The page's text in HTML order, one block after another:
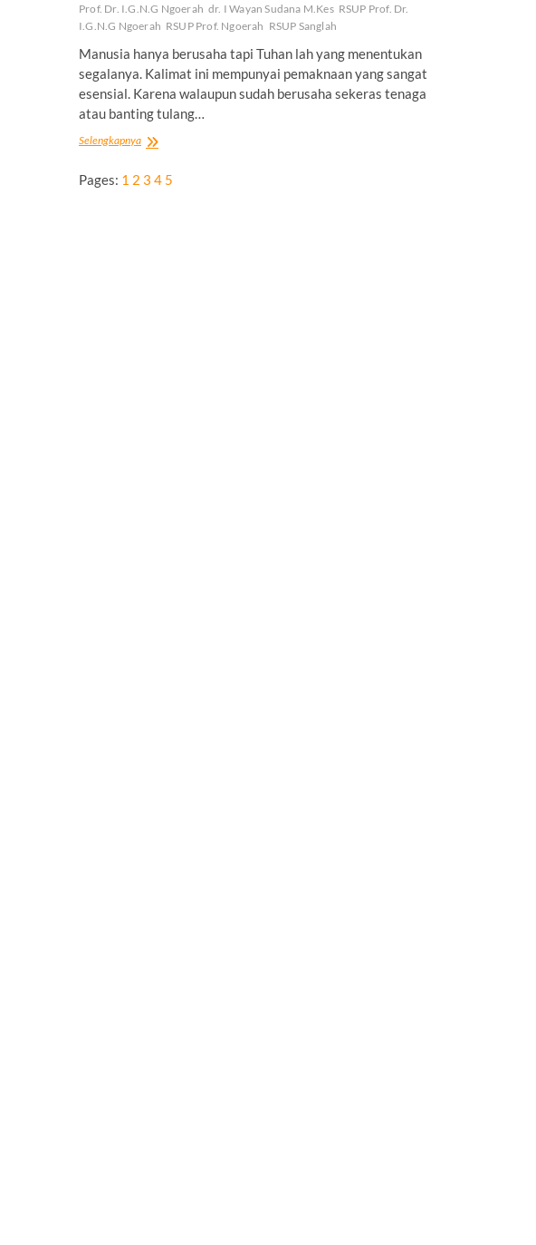
Prof. Dr. I.G.N.G Ngoerah dr. I Wayan Sudana M.Kes RSUP Prof. Dr.
I.G.N.G Ngoerah RSUP Prof. Ngoerah RSUP Sanglah
Manusia hanya berusaha tapi Tuhan lah yang menentukan
segalanya. Kalimat ini mempunyai pemaknaan yang sangat
esensial. Karena walaupun sudah berusaha sekeras tenaga
atau banting tulang…
SelengkapnyaAnak
Menuntaskan
Pages: 1 2 3 4 5